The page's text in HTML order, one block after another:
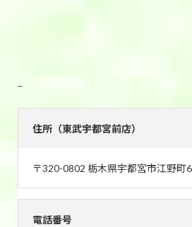
住所（東武宇都宮前店）
〒320-0802 栃木県宇都宮市江野町
電話番号